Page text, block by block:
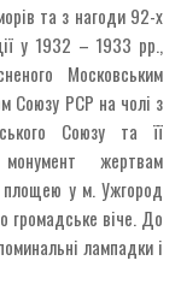
та з нагоди 92-х
у 1932 – 1933 рр.,
Московським
Союзу РСР на чолі з
Союзу та її
монумент жертвам
площею у м. Ужгород
громадське віче. До
лампадки і